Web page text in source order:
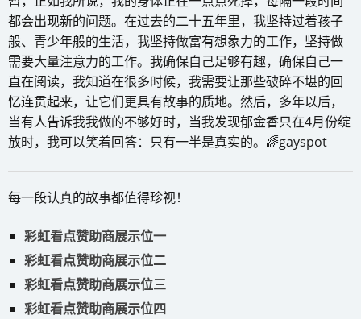
都会出现新的问题。在过去的二十五年里，我坚持过着孩子
般、青少年般的生活，我坚持做富有想象力的工作，坚持做
需要大量注意力的工作。我确保自己足够有趣，确保自己一
直在阅读，我知道在很多时候，我需要让那些破碎不堪的回
忆连贯起来，让它们更具有故事的质地。然后，多年以后，
当有人告诉我我做的不够好时，当我发现郁金香只在4月份绽
放时，我可以笑着回答：只有一半是真实的。🌈gayspot
每一段认真的故事都值得珍视！
彩虹看点赞助商展示位一
彩虹看点赞助商展示位二
彩虹看点赞助商展示位三
彩虹看点赞助商展示位四